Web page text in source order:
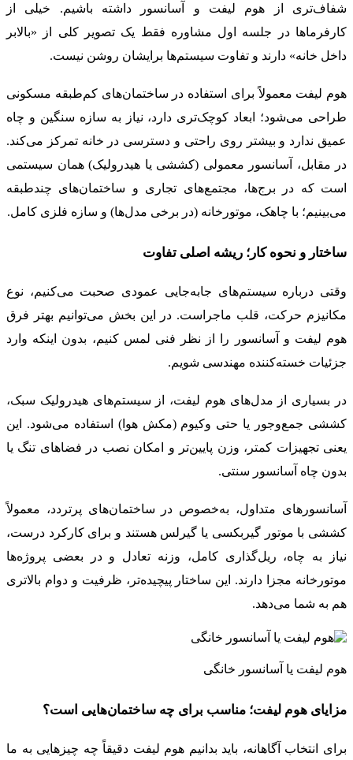
شفاف‌تری از هوم لیفت و آسانسور داشته باشیم. خیلی از
کارفرماها در جلسه اول مشاوره فقط یک تصویر کلی از «بالابر
داخل خانه» دارند و تفاوت سیستم‌ها برایشان روشن نیست.
هوم لیفت معمولاً برای استفاده در ساختمان‌های کم‌طبقه مسکونی
طراحی می‌شود؛ ابعاد کوچک‌تری دارد، نیاز به سازه سنگین و چاه
عمیق ندارد و بیشتر روی راحتی و دسترسی در خانه تمرکز می‌کند.
در مقابل، آسانسور معمولی (کششی یا هیدرولیک) همان سیستمی
است که در برج‌ها، مجتمع‌های تجاری و ساختمان‌های چندطبقه
می‌بینیم؛ با چاهک، موتورخانه (در برخی مدل‌ها) و سازه فلزی کامل.
ساختار و نحوه کار؛ ریشه اصلی تفاوت
وقتی درباره سیستم‌های جابه‌جایی عمودی صحبت می‌کنیم، نوع
مکانیزم حرکت، قلب ماجراست. در این بخش می‌توانیم بهتر فرق
هوم لیفت و آسانسور را از نظر فنی لمس کنیم، بدون اینکه وارد
جزئیات خسته‌کننده مهندسی شویم.
در بسیاری از مدل‌های هوم لیفت، از سیستم‌های هیدرولیک سبک،
کششی جمع‌وجور یا حتی وکیوم (مکش هوا) استفاده می‌شود. این
یعنی تجهیزات کمتر، وزن پایین‌تر و امکان نصب در فضاهای تنگ یا
بدون چاه آسانسور سنتی.
آسانسورهای متداول، به‌خصوص در ساختمان‌های پرتردد، معمولاً
کششی با موتور گیربکسی یا گیرلس هستند و برای کارکرد درست،
نیاز به چاه، ریل‌گذاری کامل، وزنه تعادل و در بعضی پروژه‌ها
موتورخانه مجزا دارند. این ساختار پیچیده‌تر، ظرفیت و دوام بالاتری
هم به شما می‌دهد.
هوم لیفت یا آسانسور خانگی
مزایای هوم لیفت؛ مناسب برای چه ساختمان‌هایی است؟
برای انتخاب آگاهانه، باید بدانیم هوم لیفت دقیقاً چه چیزهایی به ما